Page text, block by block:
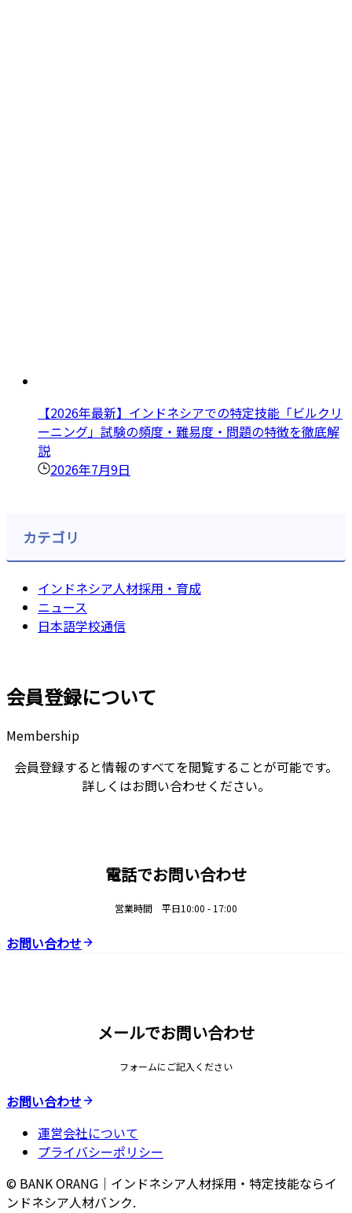
【2026年最新】インドネシアでの特定技能「ビルクリ
ーニング」試験の頻度・難易度・問題の特徴を徹底解
説
2026年7月9日
カテゴリ
インドネシア人材採用・育成
ニュース
日本語学校通信
会員登録について
Membership
会員登録すると情報のすべてを閲覧することが可能です。
詳しくはお問い合わせください。
電話でお問い合わせ
営業時間 平日10:00 - 17:00
お問い合わせ
メールでお問い合わせ
フォームにご記入ください
お問い合わせ
運営会社について
プライバシーポリシー
© BANK ORANG｜インドネシア人材採用・特定技能ならイ
ンドネシア人材バンク.